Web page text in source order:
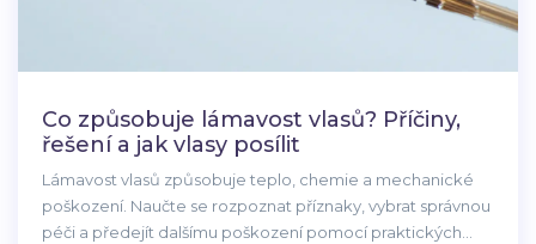
Co způsobuje lámavost vlasů? Příčiny,
řešení a jak vlasy posílit
Lámavost vlasů způsobuje teplo, chemie a mechanické
poškození. Naučte se rozpoznat příznaky, vybrat správnou
péči a předejít dalšímu poškození pomocí praktických